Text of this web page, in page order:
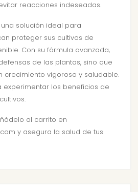
reacciones indeseadas.
solución ideal para
proteger sus cultivos de
Con su fórmula avanzada,
de las plantas, sino que
crecimiento vigoroso y saludable.
experimentar los beneficios de
al carrito en
y asegura la salud de tus